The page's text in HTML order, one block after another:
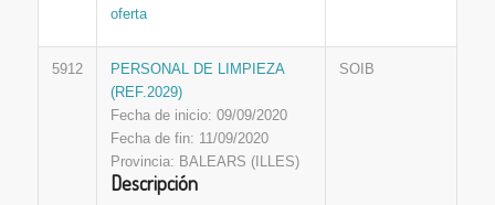
oferta
5912
PERSONAL DE LIMPIEZA
(REF.2029)
Fecha de inicio: 09/09/2020
Fecha de fin: 11/09/2020
Provincia: BALEARS (ILLES)
Descripción
SOIB